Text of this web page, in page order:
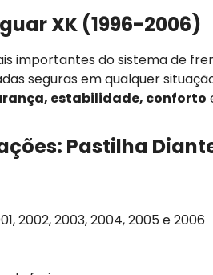
XK (1996-2006)
importantes do sistema de
seguras em qualquer
estabilidade, conforto
Pastilha
2002, 2003, 2004, 2005 e 2006